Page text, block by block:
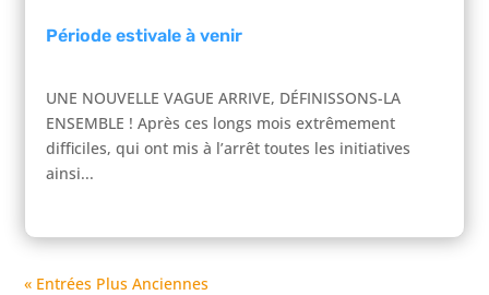
Période estivale à venir
UNE NOUVELLE VAGUE ARRIVE, DÉFINISSONS-LA
ENSEMBLE ! Après ces longs mois extrêmement
difficiles, qui ont mis à l’arrêt toutes les initiatives
ainsi...
« Entrées Plus Anciennes